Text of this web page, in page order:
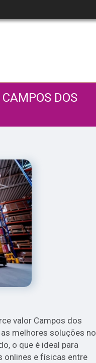
DOS
valor Campos dos
melhores soluções no
o que é ideal para
onlines e físicas entre